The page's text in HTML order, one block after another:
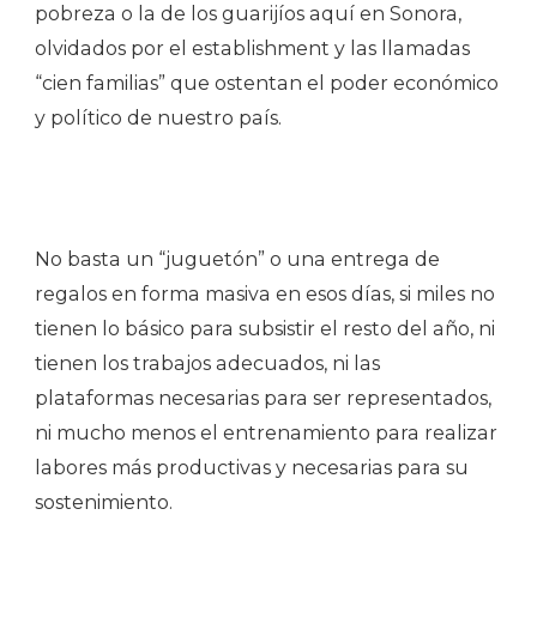
pobreza o la de los guarijíos aquí en Sonora,
olvidados por el establishment y las llamadas
“cien familias” que ostentan el poder económico
y político de nuestro país.
No basta un “juguetón” o una entrega de
regalos en forma masiva en esos días, si miles no
tienen lo básico para subsistir el resto del año, ni
tienen los trabajos adecuados, ni las
plataformas necesarias para ser representados,
ni mucho menos el entrenamiento para realizar
labores más productivas y necesarias para su
sostenimiento.